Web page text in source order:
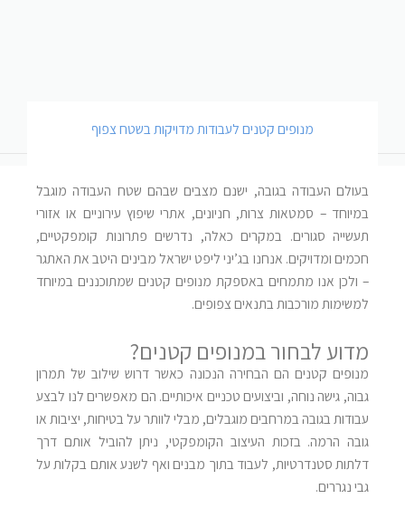
מנופים קטנים לעבודות מדויקות בשטח צפוף
בעולם העבודה בגובה, ישנם מצבים שבהם שטח העבודה מוגבל
במיוחד – סמטאות צרות, חניונים, אתרי שיפוץ עירוניים או אזורי
תעשייה סגורים. במקרים כאלה, נדרשים פתרונות קומפקטיים,
חכמים ומדויקים. אנחנו בג’יני ליפט ישראל מבינים היטב את האתגר
– ולכן אנו מתמחים באספקת מנופים קטנים שמתוכננים במיוחד
למשימות מורכבות בתנאים צפופים.
מדוע לבחור במנופים קטנים?
מנופים קטנים הם הבחירה הנכונה כאשר דרוש שילוב של תמרון
גבוה, גישה נוחה, וביצועים טכניים איכותיים. הם מאפשרים לנו לבצע
עבודות בגובה במרחבים מוגבלים, מבלי לוותר על בטיחות, יציבות או
גובה הרמה. בזכות העיצוב הקומפקטי, ניתן להוביל אותם דרך
דלתות סטנדרטיות, לעבוד בתוך מבנים ואף לשנע אותם בקלות על
גבי נגררים.